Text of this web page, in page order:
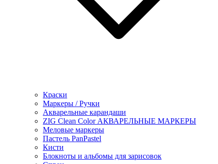
Краски
Маркеры / Ручки
Акварельные карандаши
ZIG Clean Color АКВАРЕЛЬНЫЕ МАРКЕРЫ
Меловые маркеры
Пастель PanPastel
Кисти
Блокноты и альбомы для зарисовок